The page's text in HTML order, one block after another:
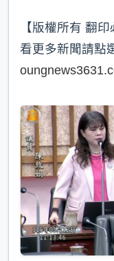
【版權所有 翻
看更多新聞請點